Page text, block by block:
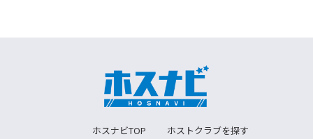
ホスナビTOP ホストクラブを探す